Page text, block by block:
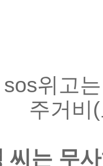
sos위고
주거비
씨는 무